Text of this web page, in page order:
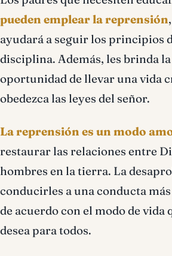
pueden emplear la reprensión
ayudará a seguir los principios
disciplina. Además, les brinda la
oportunidad de llevar una vida
obedezca las leyes del señor.
La reprensión es un modo
restaurar las relaciones entre
hombres en la tierra. La
conducirles a una conducta
de acuerdo con el modo de vida
desea para todos.